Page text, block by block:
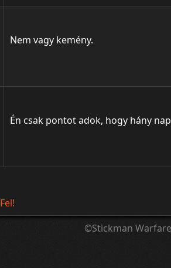
Nem vagy kemény.
Én csak pontot adok, hogy hány
Fel!
©Stickman Warfare